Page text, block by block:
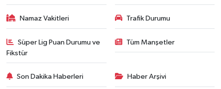
Namaz Vakitleri Trafik Durumu
Süper Lig Puan Durumu ve
Fikstür
Tüm Manşetler
Son Dakika Haberleri Haber Arşivi